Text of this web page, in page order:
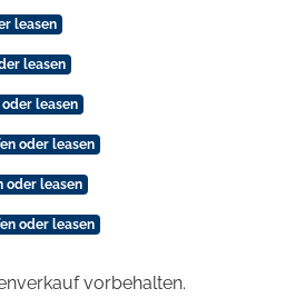
leasen
leasen
oder leasen
oder leasen
oder leasen
oder leasen
vorbehalten.